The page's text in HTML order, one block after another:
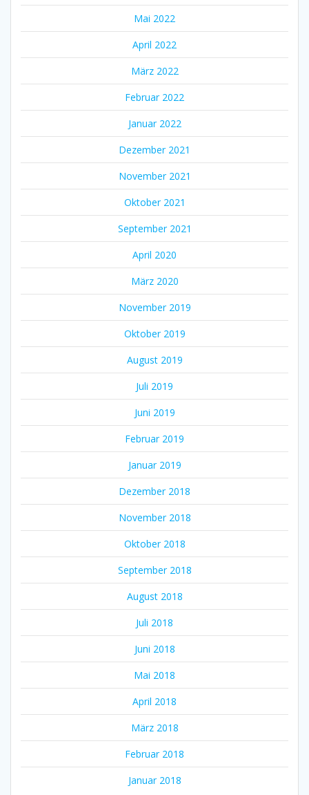
Mai 2022
April 2022
März 2022
Februar 2022
Januar 2022
Dezember 2021
November 2021
Oktober 2021
September 2021
April 2020
März 2020
November 2019
Oktober 2019
August 2019
Juli 2019
Juni 2019
Februar 2019
Januar 2019
Dezember 2018
November 2018
Oktober 2018
September 2018
August 2018
Juli 2018
Juni 2018
Mai 2018
April 2018
März 2018
Februar 2018
Januar 2018